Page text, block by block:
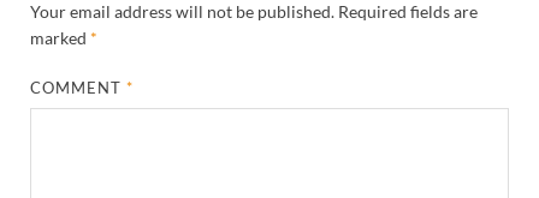
Your email address will not be published. Required fields are
marked *
COMMENT*